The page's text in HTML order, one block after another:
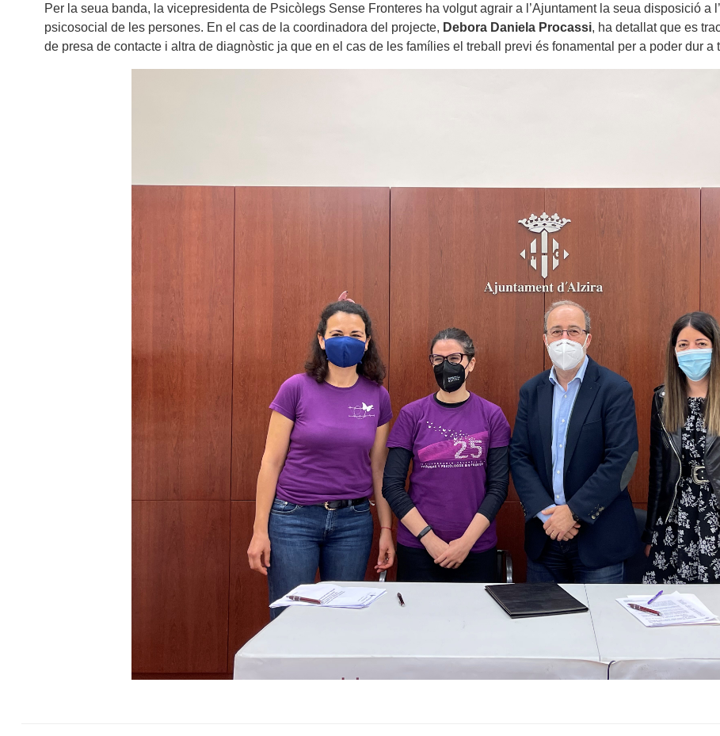
Per la seua banda, la vicepresidenta de Psicòlegs Sense Fronteres ha volgut agrair a l’Ajuntament la seua disposició a
psicosocial de les persones. En el cas de la coordinadora del projecte, Debora Daniela Procassi, ha detallat que es
de presa de contacte i altra de diagnòstic ja que en el cas de les famílies el treball previ és fonamental per a poder dur a